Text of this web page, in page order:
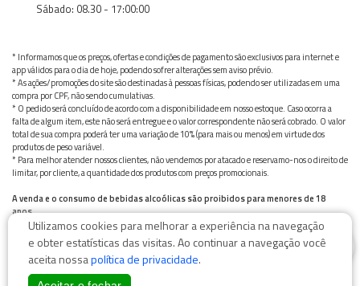
Sábado: 08.30 - 17:00:00
* Informamos que os preços, ofertas e condições de pagamento são exclusivos para internet e
app válidos para o dia de hoje, podendo sofrer alterações sem aviso prévio.
* As ações/promoções do site são destinadas à pessoas físicas, podendo ser utilizadas em uma
compra por CPF, não sendo cumulativas.
* O pedido será concluído de acordo com a disponibilidade em nosso estoque. Caso ocorra a
falta de algum item, este não será entregue e o valor correspondente não será cobrado. O valor
total de sua compra poderá ter uma variação de 10% (para mais ou menos) em virtude dos
produtos de peso variável.
* Para melhor atender nossos clientes, não vendemos por atacado e reservamo-nos o direito de
limitar, por cliente, a quantidade dos produtos com preços promocionais.
A venda e o consumo de bebidas alcoólicas são proibidos para menores de 18
anos.
Bebida alcoólica pode causar dependência química e, em excesso, provoca graves males à saúde.
Beba com moderação
Utilizamos cookies para melhorar a experiência na navegação
e obter estatísticas das visitas. Ao continuar a navegação você
aceita nossapolítica de privacidade.